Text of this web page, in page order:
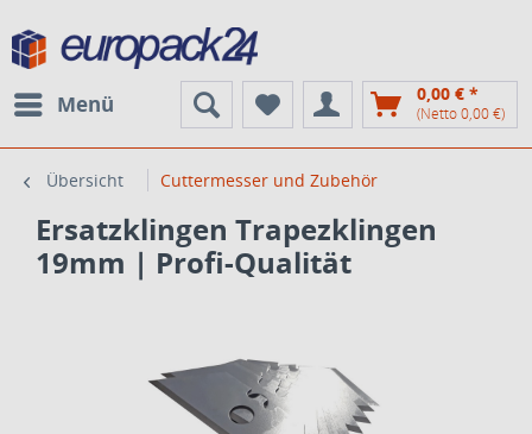
Menü 0,00 € *
(Netto 0,00 €)
Übersicht Cuttermesser und Zubehör
Ersatzklingen Trapezklingen
19mm | Profi-Qualität